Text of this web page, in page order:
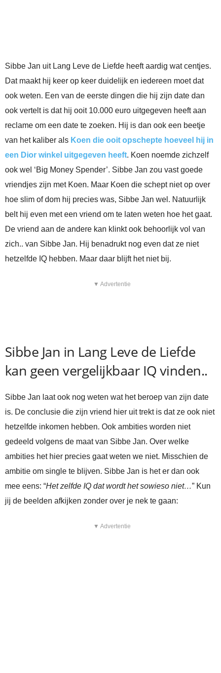
Sibbe Jan uit Lang Leve de Liefde heeft aardig wat centjes.
Dat maakt hij keer op keer duidelijk en iedereen moet dat
ook weten. Een van de eerste dingen die hij zijn date dan
ook vertelt is dat hij ooit 10.000 euro uitgegeven heeft aan
reclame om een date te zoeken. Hij is dan ook een beetje
van het kaliber als Koen die ooit opschepte hoeveel hij in
een Dior winkel uitgegeven heeft. Koen noemde zichzelf
ook wel ‘Big Money Spender’. Sibbe Jan zou vast goede
vriendjes zijn met Koen. Maar Koen die schept niet op over
hoe slim of dom hij precies was, Sibbe Jan wel. Natuurlijk
belt hij even met een vriend om te laten weten hoe het gaat.
De vriend aan de andere kan klinkt ook behoorlijk vol van
zich.. van Sibbe Jan. Hij benadrukt nog even dat ze niet
hetzelfde IQ hebben. Maar daar blijft het niet bij.
▼ Advertentie
Sibbe Jan in Lang Leve de Liefde
kan geen vergelijkbaar IQ vinden..
Sibbe Jan laat ook nog weten wat het beroep van zijn date
is. De conclusie die zijn vriend hier uit trekt is dat ze ook niet
hetzelfde inkomen hebben. Ook ambities worden niet
gedeeld volgens de maat van Sibbe Jan. Over welke
ambities het hier precies gaat weten we niet. Misschien de
ambitie om single te blijven. Sibbe Jan is het er dan ook
mee eens: “Het zelfde IQ dat wordt het sowieso niet…” Kun
jij de beelden afkijken zonder over je nek te gaan:
▼ Advertentie